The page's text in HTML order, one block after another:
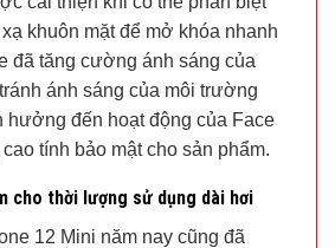
khuôn mặt để mở khóa nhanh
đã tăng cường ánh sáng của
ánh sáng của môi trường
hưởng đến hoạt động của Face
tính bảo mật cho sản phẩm.
cho thời lượng sử dụng dài hơi
12 Mini năm nay cũng đã